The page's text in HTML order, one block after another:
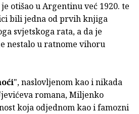
otišao u Argentinu već 1920. te
bili jedna od prvih knjiga
svjetskoga rata, a da je
nestalo u ratnome vihoru
", naslovljenom kao i nikada
romana, Miljenko
koja odjednom kao i famozni